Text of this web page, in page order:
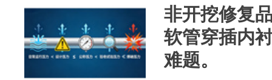
非开挖修复
软管穿插内
难题。